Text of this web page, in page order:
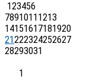
123456
7891011 1213
14151617181920
21222324252627
28293031
1